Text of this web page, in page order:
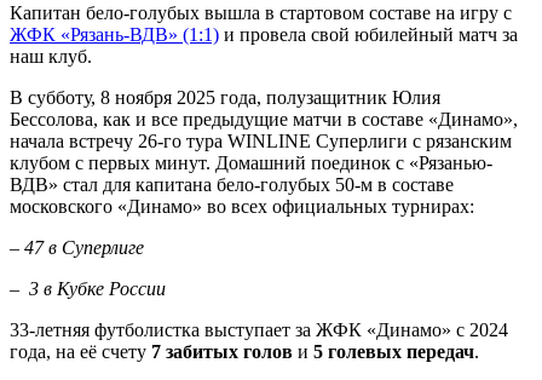
Капитан бело-голубых вышла в стартовом составе на игру с
ЖФК «Рязань-ВДВ» (1:1) и провела свой юбилейный матч за
наш клуб.
В субботу, 8 ноября 2025 года, полузащитник Юлия
Бессолова, как и все предыдущие матчи в составе «Динамо»,
начала встречу 26-го тура WINLINE Суперлиги с рязанским
клубом с первых минут. Домашний поединок с «Рязанью-
ВДВ» стал для капитана бело-голубых 50-м в составе
московского «Динамо» во всех официальных турнирах:
– 47 в Суперлиге
– 3 в Кубке России
33-летняя футболистка выступает за ЖФК «Динамо» с 2024
года, на её счету 7 забитых голов и 5 голевых передач.